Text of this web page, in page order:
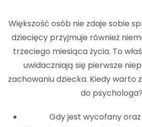
Większość osób nie zdaje sobie
dziecięcy przyjmuje również
trzeciego miesiąca życia. To
uwidaczniają się pierwsze
zachowaniu dziecka. Kiedy warto
do psychologa?
Gdy jest wycofany